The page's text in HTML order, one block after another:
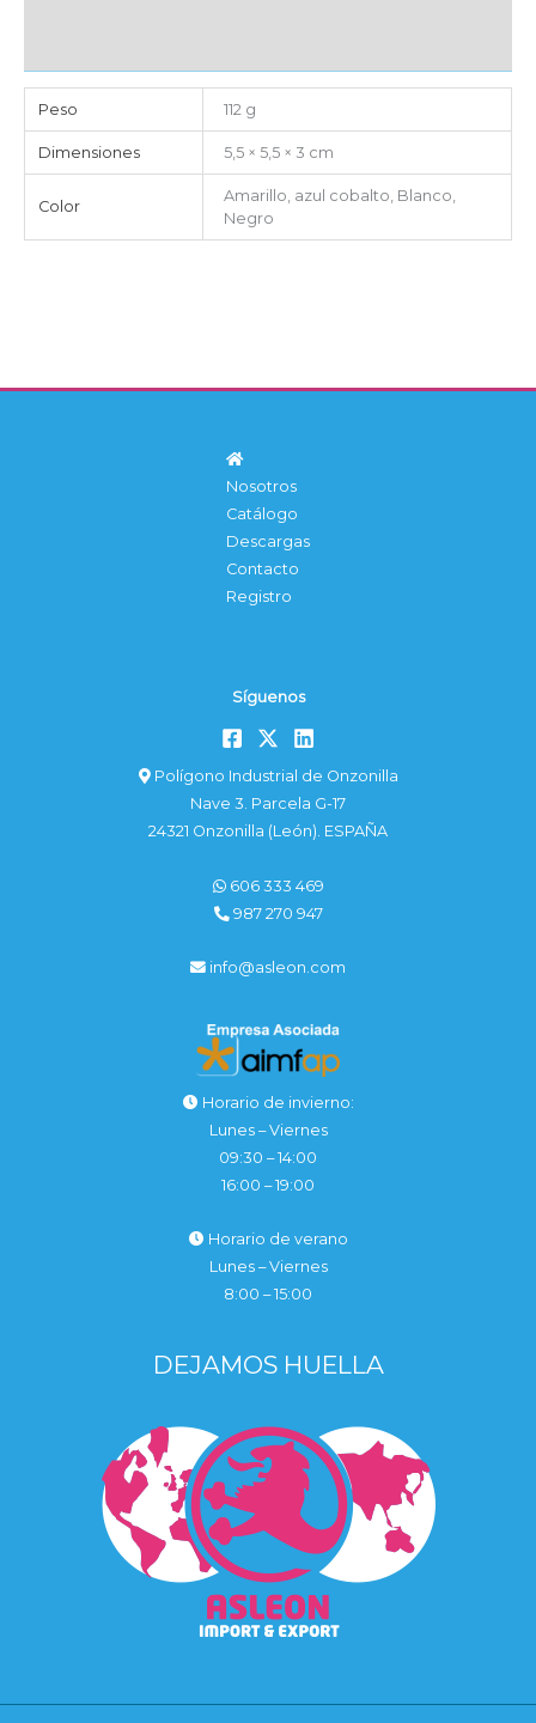
Peso 112 g
Dimensiones 5,5 × 5,5 × 3 cm
Color
Amarillo, azul cobalto, Blanco,
Negro
Nosotros
Catálogo
Descargas
Contacto
Registro
Síguenos
Polígono Industrial de Onzonilla
Nave 3. Parcela G-17
24321 Onzonilla (León). ESPAÑA
606 333 469
987 270 947
info@asleon.com
Horario de invierno:
Lunes – Viernes
09:30 – 14:00
16:00 – 19:00
Horario de verano
Lunes – Viernes
8:00 – 15:00
DEJAMOS HUELLA